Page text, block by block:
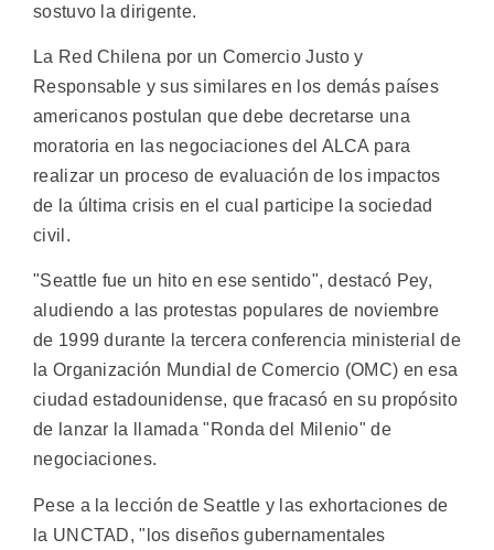
sostuvo la dirigente.
La Red Chilena por un Comercio Justo y
Responsable y sus similares en los demás países
americanos postulan que debe decretarse una
moratoria en las negociaciones del ALCA para
realizar un proceso de evaluación de los impactos
de la última crisis en el cual participe la sociedad
civil.
"Seattle fue un hito en ese sentido", destacó Pey,
aludiendo a las protestas populares de noviembre
de 1999 durante la tercera conferencia ministerial de
la Organización Mundial de Comercio (OMC) en esa
ciudad estadounidense, que fracasó en su propósito
de lanzar la llamada "Ronda del Milenio" de
negociaciones.
Pese a la lección de Seattle y las exhortaciones de
la UNCTAD, "los diseños gubernamentales